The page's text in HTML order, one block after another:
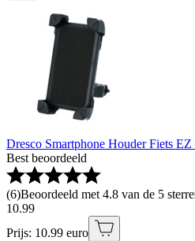
Dresco Smartphone Houder Fiets
Best beoordeeld
(6)Beoordeeld met 4.8 van de 5
10.99
Prijs: 10.99 euro